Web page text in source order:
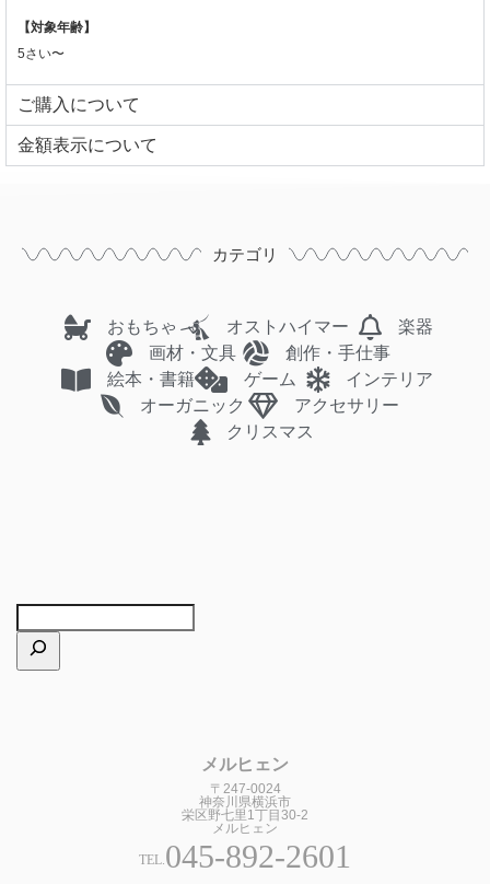
【対象年齢】
5さい〜
ご購入について
⾦額表⽰について
カテゴリ
おもちゃ オストハイマー
楽器
画材・文具
創作・手仕事
絵本・書籍
ゲーム
インテリア
オーガニック
アクセサリー
クリスマス
メルヒェン
〒247-0024
神奈川県横浜市
栄区野七里1丁目30-2
メルヒェン
TEL.045-892-2601